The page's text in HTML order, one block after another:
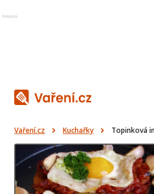
Reklama
Vaření.cz Kuchařky Topinková inspirace: